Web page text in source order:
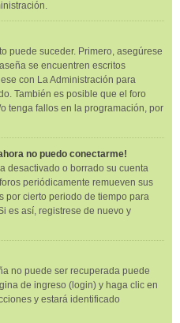
puede suceder. Primero, asegúrese
se encuentren escritos
con La Administración para
También es posible que el foro
tenga fallos en la programación, por
no puedo conectarme!
desactivado o borrado su cuenta
periódicamente remueven sus
por cierto periodo de tiempo para
es así, registrese de nuevo y
no puede ser recuperada puede
de ingreso (login) y haga clic en
y estará identificado